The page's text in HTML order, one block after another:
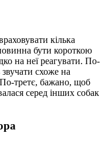
кілька
бути короткою
на неї реагувати. По-
схоже на
третє, бажано, щоб
серед інших собак